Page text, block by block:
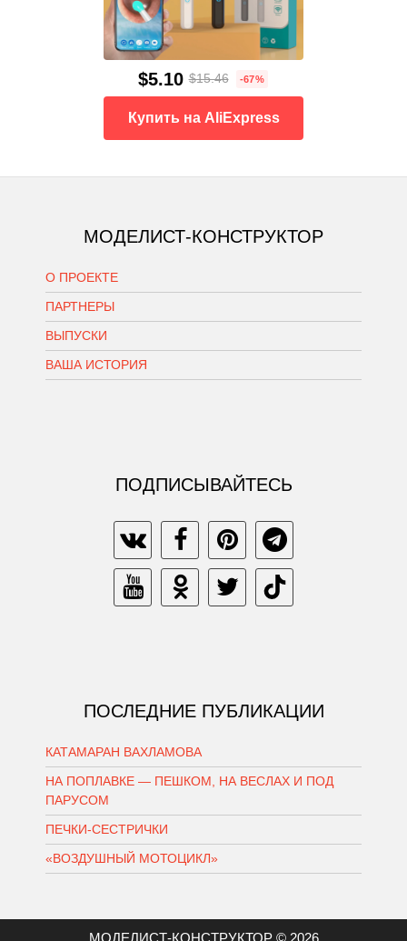
$5.10 $15.46 -67%
Купить на AliExpress
МОДЕЛИСТ-КОНСТРУКТОР
О ПРОЕКТЕ
ПАРТНЕРЫ
ВЫПУСКИ
ВАША ИСТОРИЯ
ПОДПИСЫВАЙТЕСЬ
ПОСЛЕДНИЕ ПУБЛИКАЦИИ
КАТАМАРАН ВАХЛАМОВА
НА ПОПЛАВКЕ — ПЕШКОМ, НА ВЕСЛАХ И ПОД
ПАРУСОМ
ПЕЧКИ-СЕСТРИЧКИ
«ВОЗДУШНЫЙ МОТОЦИКЛ»
МОДЕЛИСТ-КОНСТРУКТОР © 2026